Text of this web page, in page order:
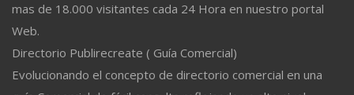
mas de 18.000 visitantes cada 24 Hora en nuestro portal
Web.
Directorio Publirecreate ( Guía Comercial)
Evolucionando el concepto de directorio comercial en una